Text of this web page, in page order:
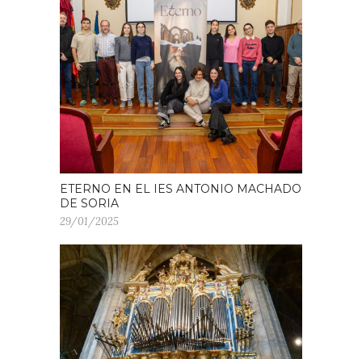
ETERNO EN EL IES ANTONIO MACHADO
DE SORIA
29/01/2025